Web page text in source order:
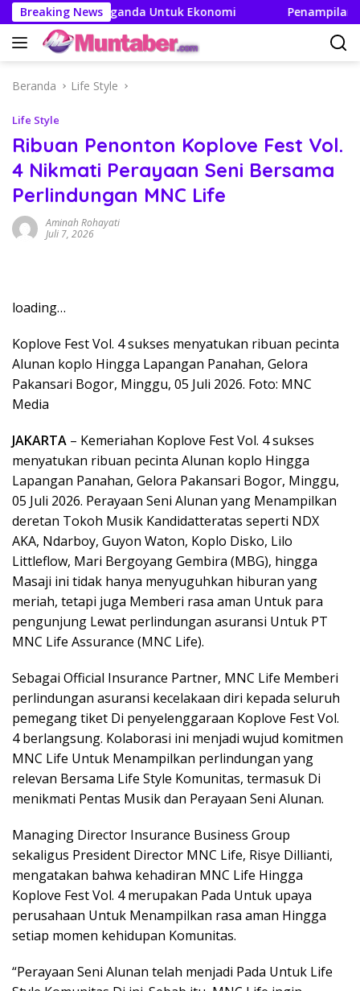
Langsung
ke
konten
Breaking News
Efek Berganda Untuk Ekonomi Penampilan dan
Beranda Life Style
Life Style
Ribuan Penonton Koplove Fest Vol.
4 Nikmati Perayaan Seni Bersama
Perlindungan MNC Life
Aminah Rohayati
Juli 7, 2026
loading…
Koplove Fest Vol. 4 sukses menyatukan ribuan pecinta
Alunan koplo Hingga Lapangan Panahan, Gelora
Pakansari Bogor, Minggu, 05 Juli 2026. Foto: MNC
Media
JAKARTA – Kemeriahan Koplove Fest Vol. 4 sukses
menyatukan ribuan pecinta Alunan koplo Hingga
Lapangan Panahan, Gelora Pakansari Bogor, Minggu,
05 Juli 2026. Perayaan Seni Alunan yang Menampilkan
deretan Tokoh Musik Kandidatteratas seperti NDX
AKA, Ndarboy, Guyon Waton, Koplo Disko, Lilo
Littleflow, Mari Bergoyang Gembira (MBG), hingga
Masaji ini tidak hanya menyuguhkan hiburan yang
meriah, tetapi juga Memberi rasa aman Untuk para
pengunjung Lewat perlindungan asuransi Untuk PT
MNC Life Assurance (MNC Life).
Sebagai Official Insurance Partner, MNC Life Memberi
perlindungan asuransi kecelakaan diri kepada seluruh
pemegang tiket Di penyelenggaraan Koplove Fest Vol.
4 berlangsung. Kolaborasi ini menjadi wujud komitmen
MNC Life Untuk Menampilkan perlindungan yang
relevan Bersama Life Style Komunitas, termasuk Di
menikmati Pentas Musik dan Perayaan Seni Alunan.
Managing Director Insurance Business Group
sekaligus President Director MNC Life, Risye Dillianti,
mengatakan bahwa kehadiran MNC Life Hingga
Koplove Fest Vol. 4 merupakan Pada Untuk upaya
perusahaan Untuk Menampilkan rasa aman Hingga
setiap momen kehidupan Komunitas.
“Perayaan Seni Alunan telah menjadi Pada Untuk Life